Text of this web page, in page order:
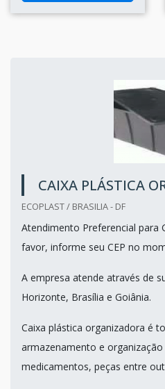
CAIXA PLÁSTICA
ECOPLAST / BRASILIA - DF
Atendimento Preferencial para
favor, informe seu CEP no
A empresa atende através de
Horizonte, Brasília e Goiânia.
Caixa plástica organizadora é
armazenamento e
medicamentos, peças entre